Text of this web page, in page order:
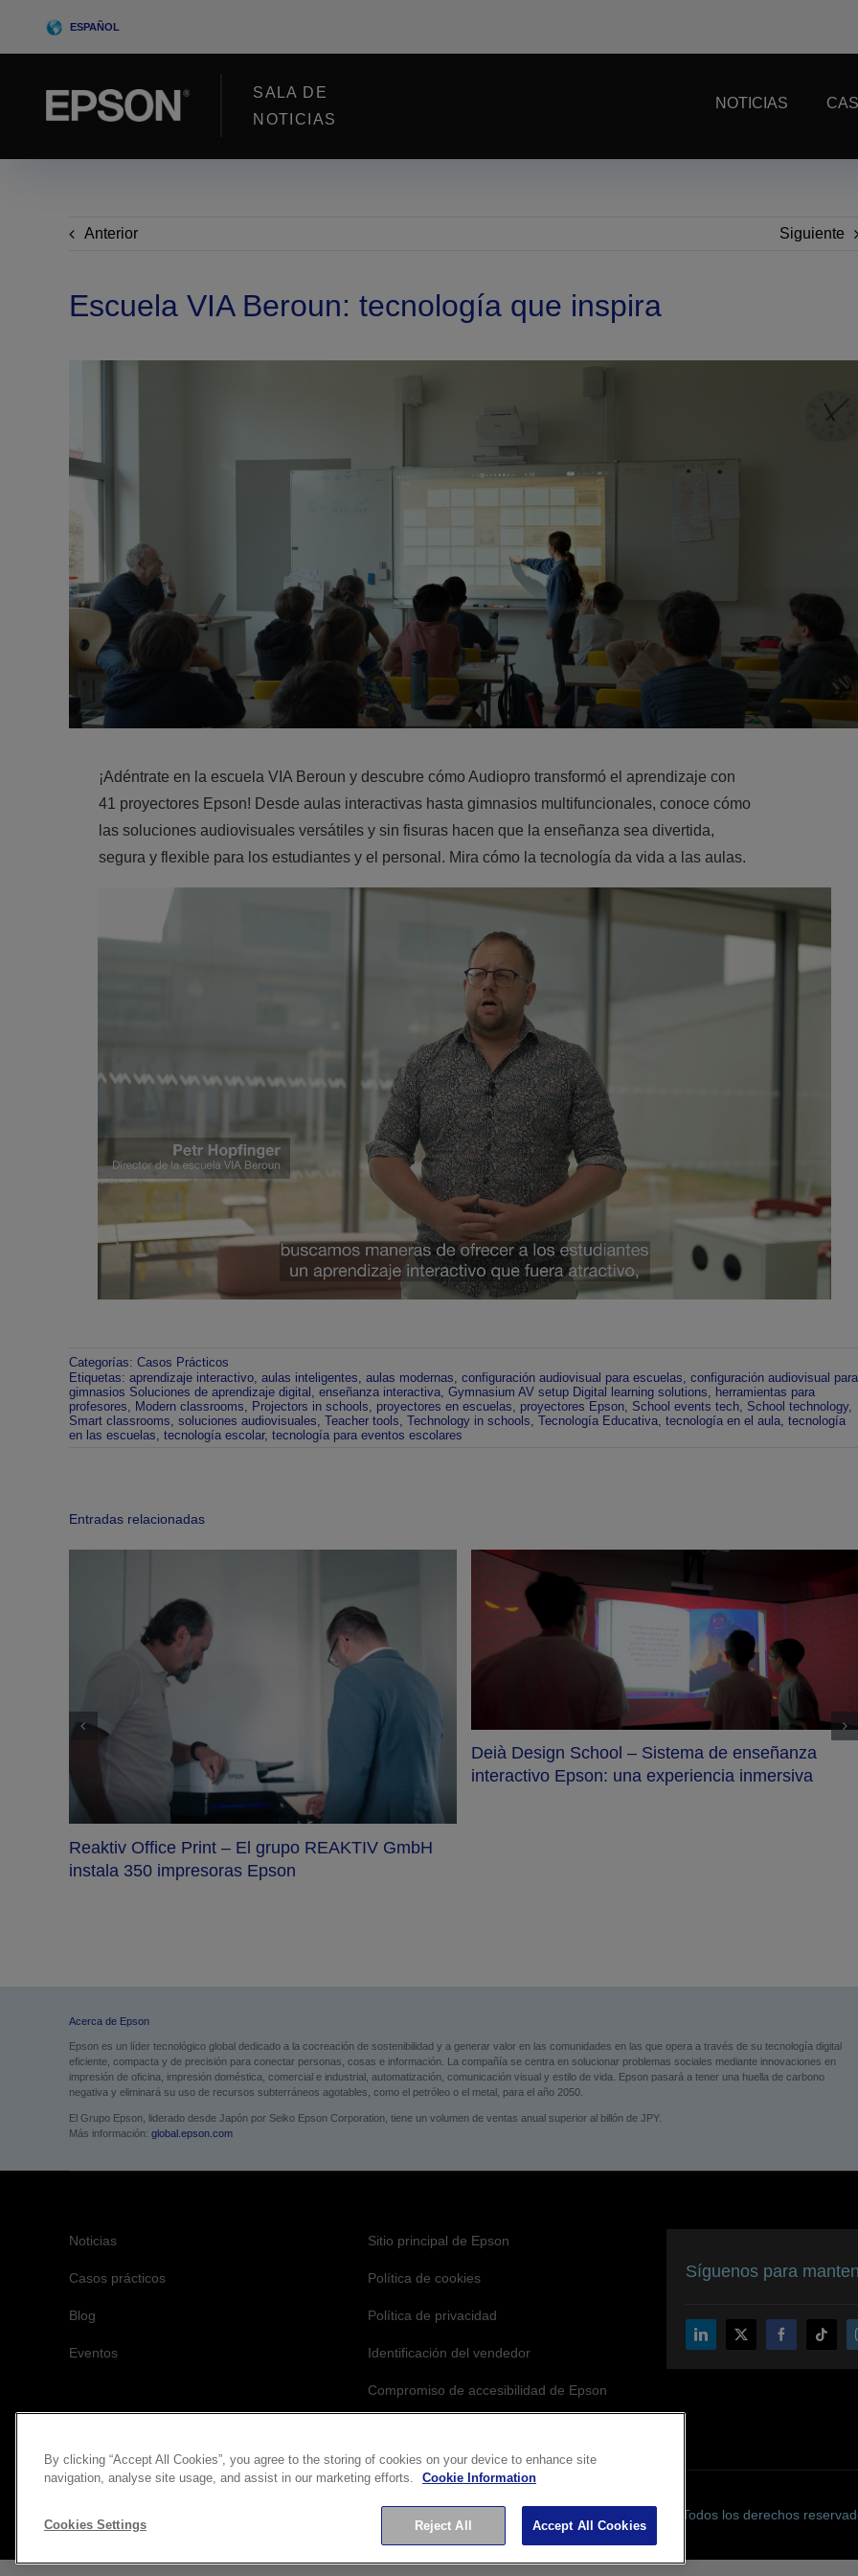
ESPAÑOL
SALA DE
NOTICIAS
NOTICIAS
Anterior Siguiente
Escuela VIA Beroun: tecnología que inspira
¡Adéntrate en la escuela VIA Beroun y descubre cómo Audiopro transformó el aprendizaje con
41 proyectores Epson! Desde aulas interactivas hasta gimnasios multifuncionales, conoce cómo
las soluciones audiovisuales versátiles y sin fisuras hacen que la enseñanza sea divertida,
segura y flexible para los estudiantes y el personal. Mira cómo la tecnología da vida a las aulas.
Categorías: Casos Prácticos
Etiquetas: aprendizaje interactivo, aulas inteligentes, aulas modernas, configuración audiovisual para escuelas, configuración audiovisual para
gimnasios Soluciones de aprendizaje digital , enseñanza interactiva, Gymnasium AV setup Digital learning solutions, herramientas para
profesores, Modern classrooms, Projectors in schools, proyectores en escuelas, proyectores Epson, School events tech, School technology,
Smart classrooms, soluciones audiovisuales, Teacher tools, Technology in schools, Tecnología Educativa, tecnología en el aula, tecnología
en las escuelas, tecnología escolar, tecnología para eventos escolares
Entradas relacionadas
Reaktiv Office Print – El grupo REAKTIV GmbH
instala 350 impresoras Epson
Deià Design School – Sistema de enseñanza
interactivo Epson: una experiencia inmersiva
Acerca de Epson
Epson es un líder tecnológico global dedicado a la cocreación de sostenibilidad y a generar valor en las comunidades en las que opera a través de su tecnología digital
eficiente, compacta y de precisión para conectar personas, cosas e información. La compañía se centra en solucionar problemas sociales mediante innovaciones en
impresión de oficina, impresión doméstica, comercial e industrial, automatización, comunicación visual y estilo de vida. Epson pasará a tener una huella de carbono
negativa y eliminará su uso de recursos subterráneos agotables, como el petróleo o el metal, para el año 2050.
El Grupo Epson, liderado desde Japón por Seiko Epson Corporation, tiene un volumen de ventas anual superior al billón de JPY.
Más información: global.epson.com
Noticias
Casos prácticos
Blog
Eventos
Sitio principal de Epson
Política de cookies
Política de privacidad
Identificación del vendedor
Compromiso de accesibilidad de Epson
Síguenos para
Copyright © 2026 Seiko Epson Corporation. Todos los derechos
By clicking “Accept All Cookies”, you agree to the storing of cookies on your device to enhance site
navigation, analyse site usage, and assist in our marketing efforts.
Cookie Information
Cookies Settings Reject All Accept All Cookies